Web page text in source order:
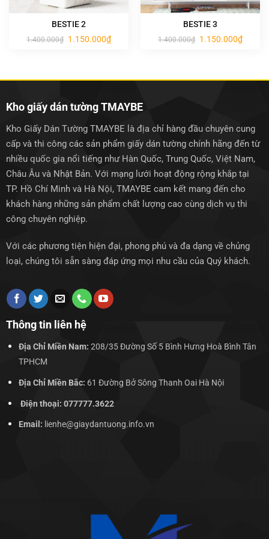
BESTIE 2
1.400.000₫ Giá
1.150.000₫Giá
hiện
BESTIE 3
1.400.000₫ Giá
1.150.000₫Giá
hiện
Kho giấy dán tường TMAYBE
Kho Giấy Dán Tường TMAYBE là địa chỉ hàng đầu chuyên cung
cấp và thi công các sản phẩm giấy dán tường chính hãng đến từ
nhiều quốc gia nổi tiếng như Hàn Quốc, Trung Quốc, Việt Nam,
Châu Âu và Nhật Bản. Với mạng lưới hoạt động rộng khắp tại
TP. Hồ Chí Minh và Hà Nội, TMAYBE cam kết mang đến cho
khách hàng những sản phẩm chất lượng cao cùng dịch vụ thi
công chuyên nghiệp.
Với các phương tiện hiện đại, phong phú và đa dạng về chủng
loại, chúng tôi sẵn sàng đáp ứng mọi nhu cầu của Quý khách.
Thông tin liên hệ
Địa Chỉ Miền Nam: 208/35 Đường Số 5 Bình Hưng Hoà Bình Tân
TPHCM
Địa Chỉ Miền Bắc: 61 Đường Bở Sông Thanh Oai Hà Nội
Điện thoại: 077777.3622
Email: lienhe@giaydantuong.info.vn